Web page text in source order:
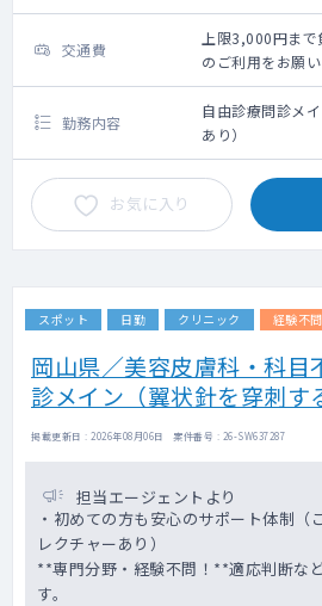
交通費
上限3,000円ま
のご利用をお願
クシー利用要相談
勤務内容
自由診療問診メ
あり）
お気に入り
スポット 日勤 クリニック 経験不問
岡山県／美容皮膚科・科目
診メイン（翼状針を穿刺す
掲載更新日 : 2026年08月06日 案件番号 : 26-SW637287
担当エージェントより
・初めての方も安心のサポート体制（
レクチャーあり）
**専門分野・経験不問！**適応判断な
す。